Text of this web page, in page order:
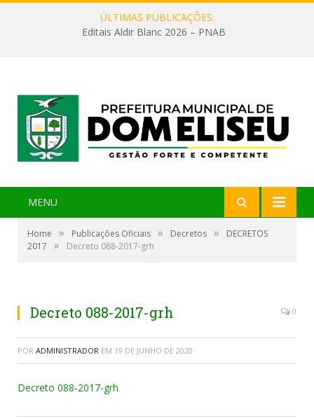
ÚLTIMAS PUBLICAÇÕES:
Editais Aldir Blanc 2026 – PNAB
MENU
Home » Publicações Oficiais » Decretos »
DECRETOS
2017
» Decreto 088-2017-grh
Decreto 088-2017-grh 0
POR ADMINISTRADOR EM 19 DE JUNHO DE 2020
Decreto 088-2017-grh